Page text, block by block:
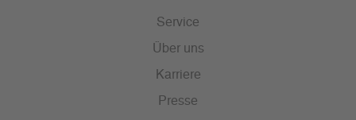
Service
Über uns
Karriere
Presse